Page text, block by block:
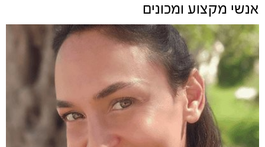
אנשי מקצוע ומכונים